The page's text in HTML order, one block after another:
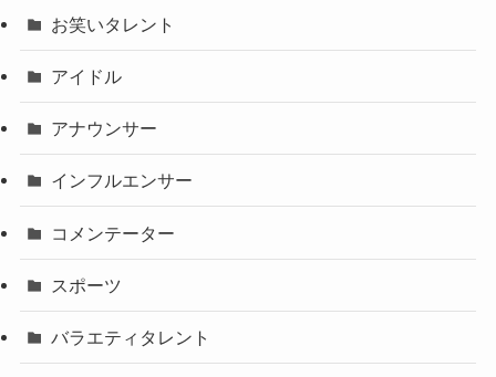
お笑いタレント
アイドル
アナウンサー
インフルエンサー
コメンテーター
スポーツ
バラエティタレント